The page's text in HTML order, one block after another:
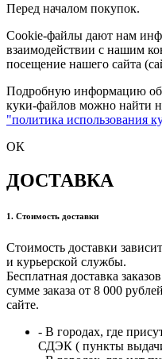
Перед началом покупок.
Cookie-файлы дают нам
взаимодействии с нашим
посещение нашего сайта
Подробную информацию об
куки-файлов можно найти
"политика использования
ОК
ДОСТАВКА
1. Стоимость доставки
Стоимость доставки
и курьерской службы.
Бесплатная доставка
сумме заказа от 8 000
сайте.
- В городах, где
СДЭК ( пункты